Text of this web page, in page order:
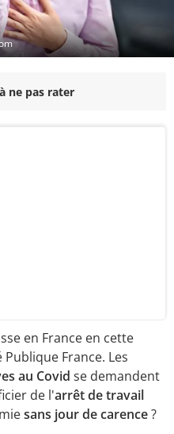
ne pas rater
en France en cette
Publique France. Les
au Covid se demandent
de l'arrêt de travail
sans jour de carence?